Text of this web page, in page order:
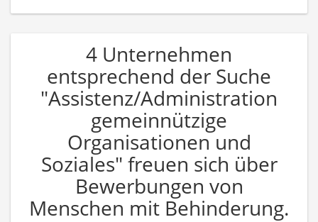
4 Unternehmen
entsprechend der Suche
"Assistenz/Administration
gemeinnützige
Organisationen und
Soziales" freuen sich über
Bewerbungen von
Menschen mit Behinderung.